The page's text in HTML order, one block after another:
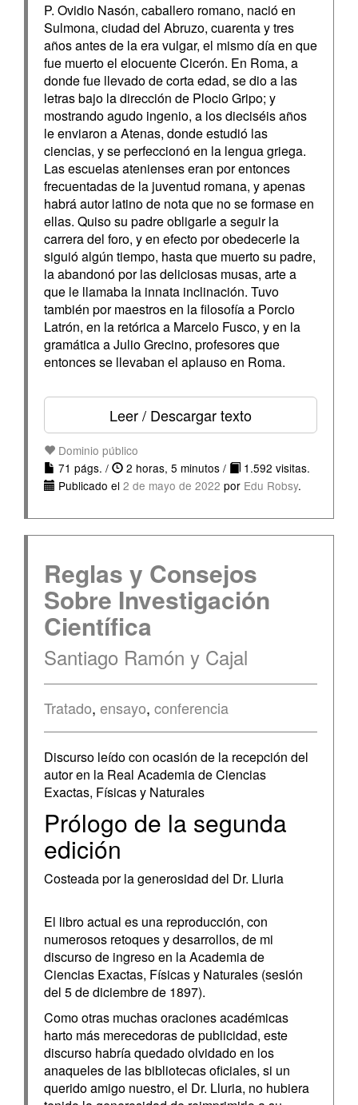
P. Ovidio Nasón, caballero romano, nació en
Sulmona, ciudad del Abruzo, cuarenta y tres
años antes de la era vulgar, el mismo día en que
fue muerto el elocuente Cicerón. En Roma, a
donde fue llevado de corta edad, se dio a las
letras bajo la dirección de Plocio Gripo; y
mostrando agudo ingenio, a los dieciséis años
le enviaron a Atenas, donde estudió las
ciencias, y se perfeccionó en la lengua griega.
Las escuelas atenienses eran por entonces
frecuentadas de la juventud romana, y apenas
habrá autor latino de nota que no se formase en
ellas. Quiso su padre obligarle a seguir la
carrera del foro, y en efecto por obedecerle la
siguió algún tiempo, hasta que muerto su padre,
la abandonó por las deliciosas musas, arte a
que le llamaba la innata inclinación. Tuvo
también por maestros en la filosofía a Porcio
Latrón, en la retórica a Marcelo Fusco, y en la
gramática a Julio Grecino, profesores que
entonces se llevaban el aplauso en Roma.
Leer / Descargar texto
Dominio público
71 págs. /
2 horas, 5 minutos /
1.592 visitas.
Publicado el 2 de mayo de 2022 por Edu Robsy.
Reglas y Consejos
Sobre Investigación
Científica
Santiago Ramón y Cajal
Tratado, ensayo, conferencia
Discurso leído con ocasión de la recepción del
autor en la Real Academia de Ciencias
Exactas, Físicas y Naturales
Prólogo de la segunda
edición
Costeada por la generosidad del Dr. Lluria
El libro actual es una reproducción, con
numerosos retoques y desarrollos, de mi
discurso de ingreso en la Academia de
Ciencias Exactas, Físicas y Naturales (sesión
del 5 de diciembre de 1897).
Como otras muchas oraciones académicas
harto más merecedoras de publicidad, este
discurso habría quedado olvidado en los
anaqueles de las bibliotecas oficiales, si un
querido amigo nuestro, el Dr. Lluria, no hubiera